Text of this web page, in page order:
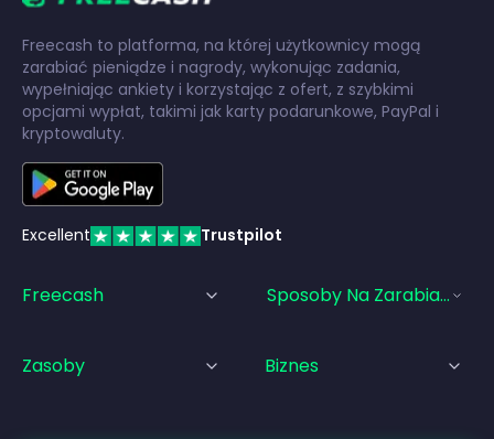
Freecash to platforma, na której użytkownicy mogą
zarabiać pieniądze i nagrody, wykonując zadania,
wypełniając ankiety i korzystając z ofert, z szybkimi
opcjami wypłat, takimi jak karty podarunkowe, PayPal i
kryptowaluty.
Excellent Trustpilot
Freecash Sposoby Na Zarabianie
Zasoby Biznes